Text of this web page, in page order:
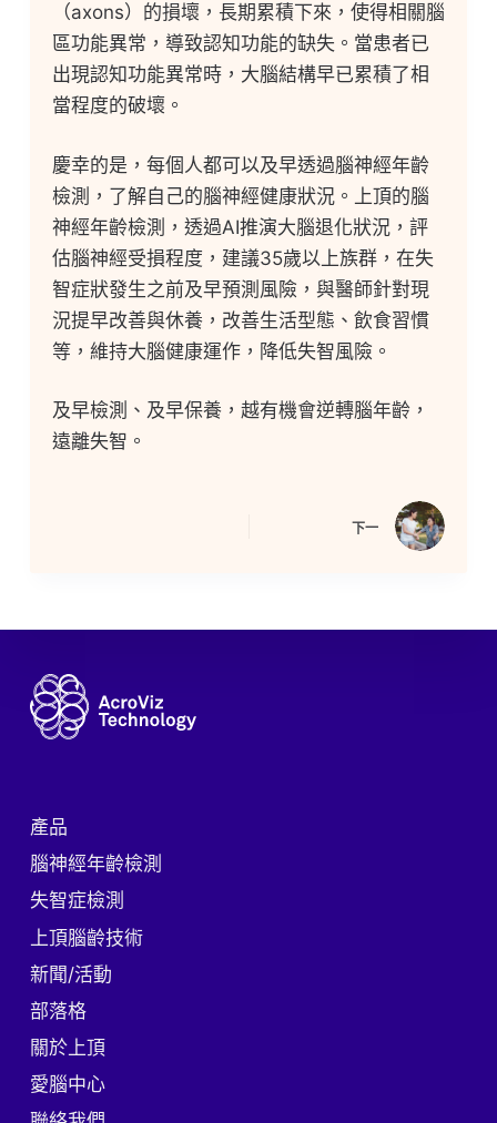
（axons）的損壞，長期累積下來，使得相關腦
區功能異常，導致認知功能的缺失。當患者已
出現認知功能異常時，大腦結構早已累積了相
當程度的破壞。
慶幸的是，每個人都可以及早透過腦神經年齡
檢測，了解自己的腦神經健康狀況。上頂的腦
神經年齡檢測，透過AI推演大腦退化狀況，評
估腦神經受損程度，建議35歲以上族群，在失
智症狀發生之前及早預測風險，與醫師針對現
況提早改善與休養，改善生活型態、飲食習慣
等，維持大腦健康運作，降低失智風險。
及早檢測、及早保養，越有機會逆轉腦年齡，
遠離失智。
下一
產品
腦神經年齡檢測
失智症檢測
上頂腦齡技術
新聞/活動
部落格
關於上頂
愛腦中心